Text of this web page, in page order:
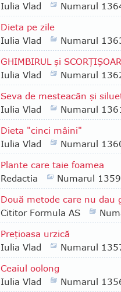
Iulia Vlad
Numarul
Dieta pe zile
Iulia Vlad
Numarul
GHIMBIRUL şi
Iulia Vlad
Numarul
Seva de mesteacăn şi
Iulia Vlad
Numarul
Dieta "cinci mâini"
Iulia Vlad
Numarul
Plante care taie foamea
Redactia
Numarul 1359
Două metode care nu dau
Cititor Formula AS
Preţioasa urzică
Iulia Vlad
Numarul
Ceaiul oolong
Iulia Vlad
Numarul